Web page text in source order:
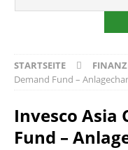
STARTSEITE
Demand Fund –
Invesco Asia
Fund –